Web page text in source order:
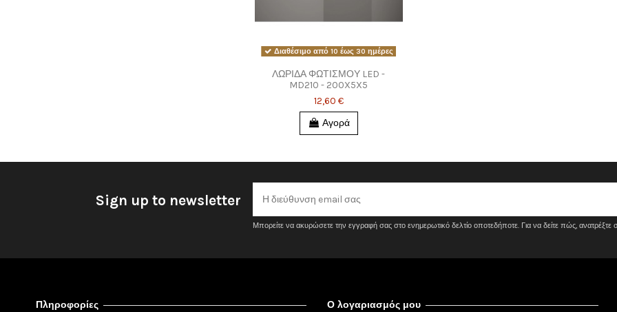
Διαθέσιμο από 10 έως 30 ημέρες
ΛΩΡΙΔΑ ΦΩΤΙΣΜΟΥ LED -
MD210 - 200X5X5
12,60 €
Αγορά
Sign up to newsletter
Μπορείτε να ακυρώσετε την εγγραφή σας στο ενημερωτικό δελτίο οποτεδήποτε. Για να δείτε πώς, ανατρέξτε
Πληροφορίες
Ο λογαριασμός μου